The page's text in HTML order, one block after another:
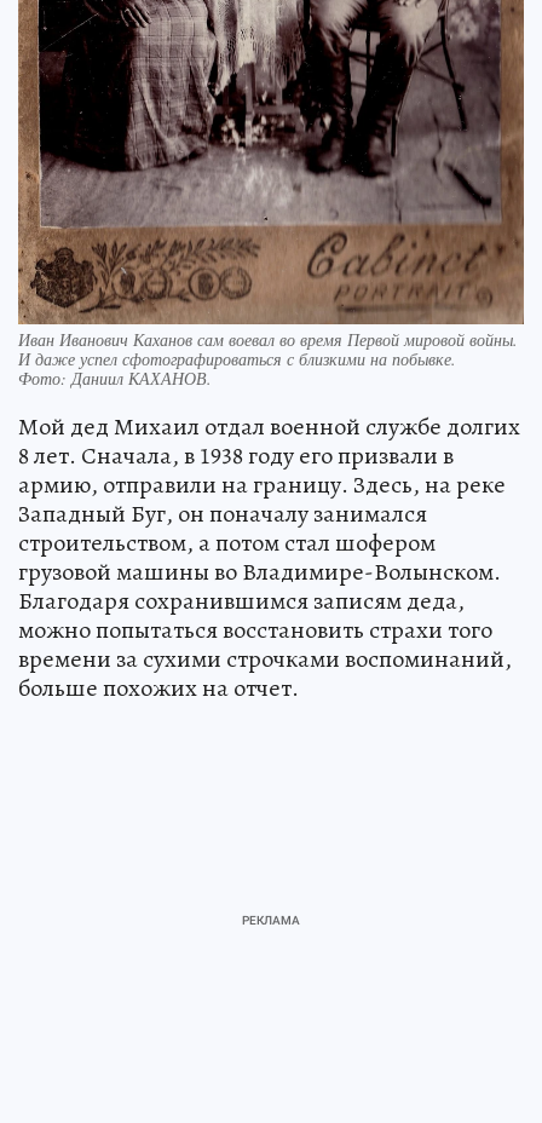
Иван Иванович Каханов сам воевал во время Первой мировой войны.
И даже успел сфотографироваться с близкими на побывке.
Фото:Даниил КАХАНОВ.
Мой дед Михаил отдал военной службе долгих
8 лет. Сначала, в 1938 году его призвали в
армию, отправили на границу. Здесь, на реке
Западный Буг, он поначалу занимался
строительством, а потом стал шофером
грузовой машины во Владимире-Волынском.
Благодаря сохранившимся записям деда,
можно попытаться восстановить страхи того
времени за сухими строчками воспоминаний,
больше похожих на отчет.